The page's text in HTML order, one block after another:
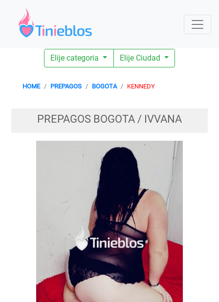
Elije categoria Elije Ciudad
HOME PREPAGOS BOGOTA KENNEDY
PREPAGOS BOGOTA / IVVANA